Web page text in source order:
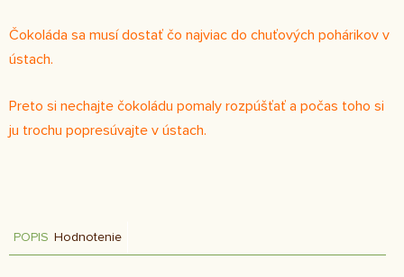
Čokoláda sa musí dostať čo najviac do chuťových pohárikov v
ústach.
Preto si nechajte čokoládu pomaly rozpúšťať a počas toho si
ju trochu popresúvajte v ústach.
POPIS Hodnotenie